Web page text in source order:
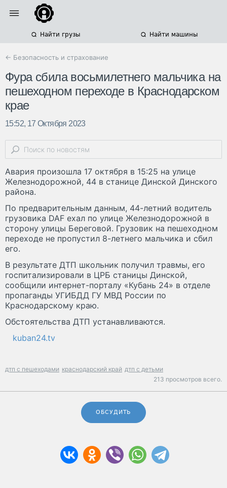
Найти грузы Найти машины
← Безопасность и страхование
Фура сбила восьмилетнего мальчика на
пешеходном переходе в Краснодарском
крае
15:52, 17 Октября 2023
Авария произошла 17 октября в 15:25 на улице
Железнодорожной, 44 в станице Динской Динского
района.
По предварительным данным, 44-летний водитель
грузовика DAF ехал по улице Железнодорожной в
сторону улицы Береговой. Грузовик на пешеходном
переходе не пропустил 8-летнего мальчика и сбил
его.
В результате ДТП школьник получил травмы, его
госпитализировали в ЦРБ станицы Динской,
сообщили интернет-порталу «Кубань 24» в отделе
пропаганды УГИБДД ГУ МВД России по
Краснодарскому краю.
Обстоятельства ДТП устанавливаются.
kuban24.tv
дтп с пешеходами краснодарский край дтп с детьми
213 просмотров всего.
ОБСУДИТЬ